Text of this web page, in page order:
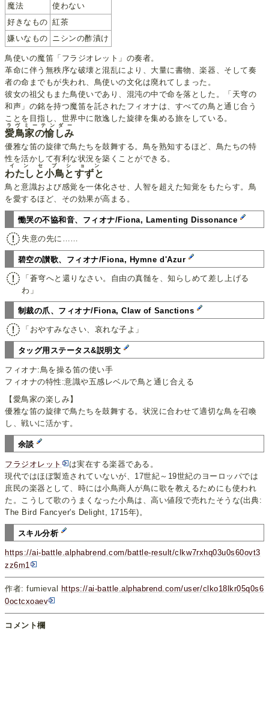
魔法
使わない
好きなもの 紅茶
嫌いなもの
ニシンの酢漬け
鳥使いの魔笛「フラジオレット」の奏者。
革命に伴う無秩序な破壊と混乱により、大量に書物、楽器、そして奏
者の命までもが失われ、鳥使いの文化は廃れてしまった。
彼女の祖父もまた鳥使いであり、混沌の中で命を落とした。「天穹の
和声」の銘を持つ魔笛を託されたフィオナは、すべての鳥と通じ合う
ことを目指し、世界中に散逸した旋律を集める旅をしている。
愛鳥家の愉しみ
ラヴミーテンダー
優雅な笛の旋律で鳥たちを鼓舞する。鳥を熟知するほど、鳥たちの特
性を活かして有利な状況を築くことができる。
わたしと小鳥とすずと
インセプション
鳥と意識および感覚を一体化させ、人智を超えた知覚をもたらす。鳥
を愛するほど、その効果が高まる。
慟哭の不協和音、フィオナ/Fiona, Lamenting Dissonance
失意の先に……
碧空の讃歌、フィオナ/Fiona, Hymne d'Azur
「蒼穹へと還りなさい。自由の真髄を、知らしめて差し上げる
わ」
制裁の爪、フィオナ/Fiona, Claw of Sanctions
「おやすみなさい、哀れな子よ」
タッグ用ステータス&説明文
フィオナ:鳥を操る笛の使い手
フィオナの特性:意識や五感レベルで鳥と通じ合える
【愛鳥家の楽しみ】
優雅な笛の旋律で鳥たちを鼓舞する。状況に合わせて適切な鳥を召喚
し、戦いに活かす。
余談
フラジオレット
は実在する楽器である。
現代ではほぼ製造されていないが、17世紀～19世紀のヨーロッパでは
庶民の楽器として、時には小鳥商人が鳥に歌を教えるためにも使われ
た。こうして歌のうまくなった小鳥は、高い値段で売れたそうな(出典:
The Bird Fancyer's Delight, 1715年)。
スキル分析
https://ai-battle.alphabrend.com/battle-result/clkw7rxhq03u0s60ovt3
zz6m1
作者: fumieval
https://ai-battle.alphabrend.com/user/clko18lkr05q0s6
0octcxoaev
コメント欄